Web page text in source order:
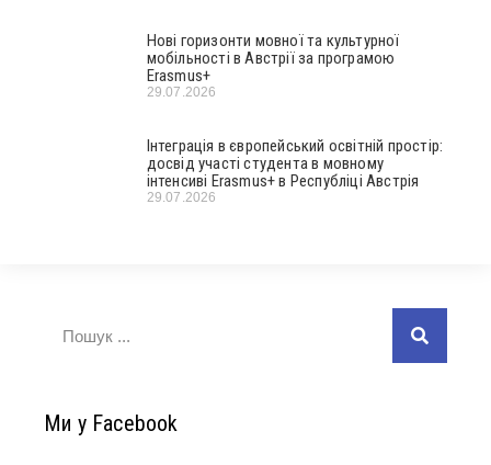
Нові горизонти мовної та культурної
мобільності в Австрії за програмою
Erasmus+
29.07.2026
Інтеграція в європейський освітній простір:
досвід участі студента в мовному
інтенсиві Erasmus+ в Республіці Австрія
29.07.2026
Ми у Facebook